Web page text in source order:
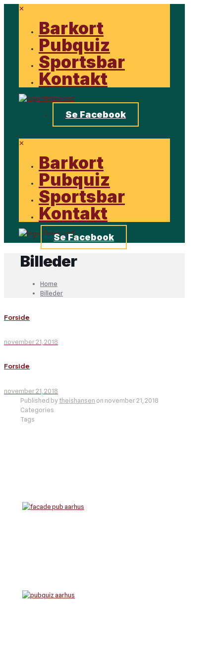
✕
Barkort
Pubquiz
Sportsbar
Kontakt
Se Facebook
✕
Barkort
Pubquiz
Sportsbar
Kontakt
Se Facebook
Billeder
Home
Billeder
Forside
november 21, 2018
Forside
november 21, 2018
Published bytheishansen on november 21, 2018
Categories
Tags